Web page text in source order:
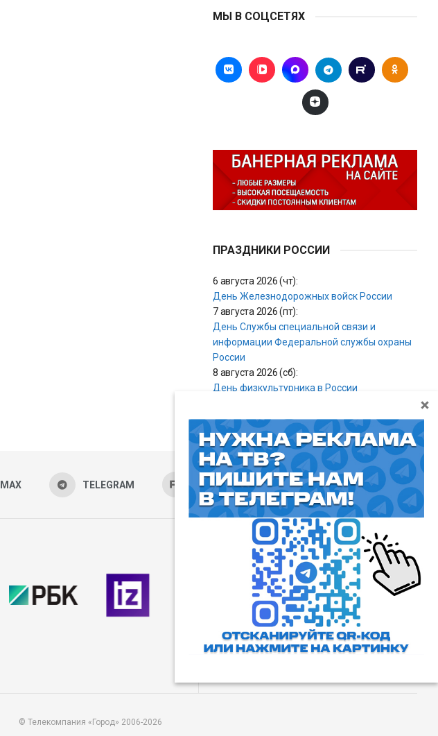
МЫ В СОЦСЕТЯХ
ПРАЗДНИКИ РОССИИ
6 августа 2026 (чт):
День Железнодорожных войск России
7 августа 2026 (пт):
День Службы специальной связи и
информации Федеральной службы охраны
России
8 августа 2026 (сб):
День физкультурника в России
MAX TELEGRAM RUTUBE ОК ДЗЕН
Пользовательское соглашение
Все права защищены. Любое
использование материалов
допускается только с согласия
редакции, а также с ссылкой на
сайт.
© Телекомпания «Город» 2006-2026